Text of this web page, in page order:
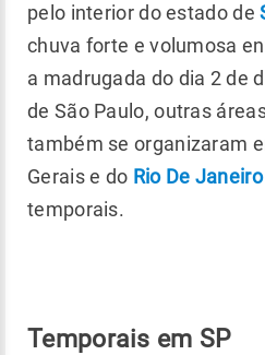
pelo interior do estado de
chuva forte e volumosa
a madrugada do dia 2 de
de São Paulo, outras
também se organizaram
Gerais e do Rio De Janeiro
temporais.
Temporais em SP